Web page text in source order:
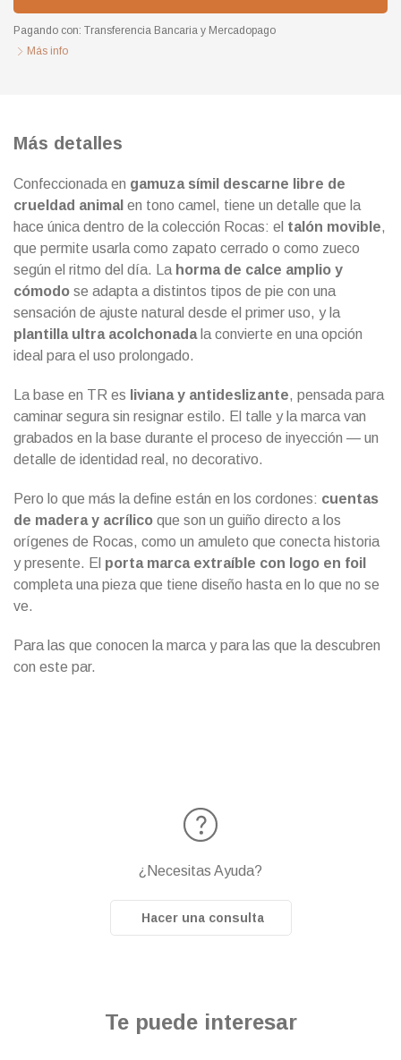
Pagando con: Transferencia Bancaria y Mercadopago
Más info
Más detalles
Confeccionada en gamuza símil descarne libre de
crueldad animal en tono camel, tiene un detalle que la
hace única dentro de la colección Rocas: el talón movible,
que permite usarla como zapato cerrado o como zueco
según el ritmo del día. La horma de calce amplio y
cómodo se adapta a distintos tipos de pie con una
sensación de ajuste natural desde el primer uso, y la
plantilla ultra acolchonadala convierte en una opción
ideal para el uso prolongado.
La base en TR es liviana y antideslizante, pensada para
caminar segura sin resignar estilo. El talle y la marca van
grabados en la base durante el proceso de inyección — un
detalle de identidad real, no decorativo.
Pero lo que más la define están en los cordones: cuentas
de madera y acrílico que son un guiño directo a los
orígenes de Rocas, como un amuleto que conecta historia
y presente. El porta marca extraíble con logo en foil
completa una pieza que tiene diseño hasta en lo que no se
ve.
Para las que conocen la marca y para las que la descubren
con este par.
¿Necesitas Ayuda?
Hacer una consulta
Te puede interesar